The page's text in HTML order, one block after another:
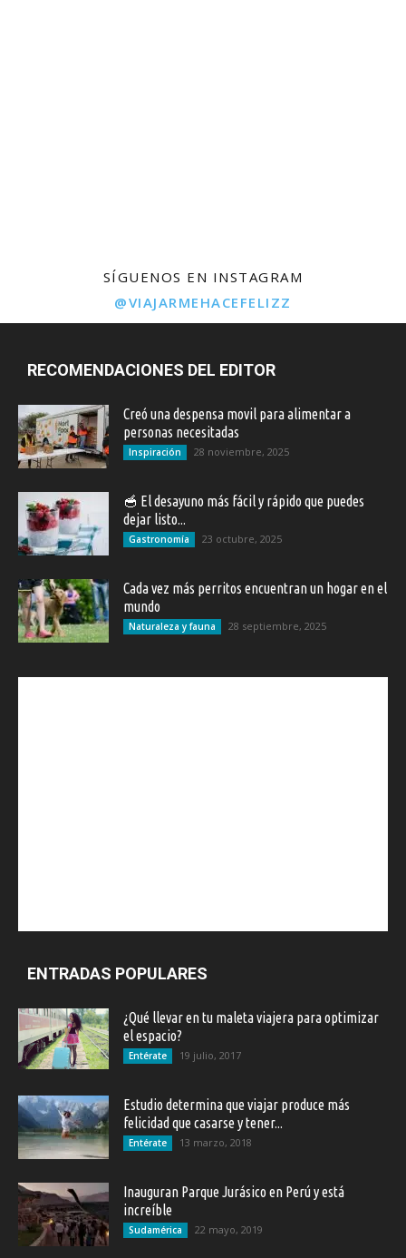
SÍGUENOS EN INSTAGRAM
@VIAJARMEHACEFELIZZ
RECOMENDACIONES DEL EDITOR
Creó una despensa movil para alimentar a
personas necesitadas
Inspiración 28 noviembre, 2025
🥣 El desayuno más fácil y rápido que puedes
dejar listo...
Gastronomía 23 octubre, 2025
Cada vez más perritos encuentran un hogar en el
mundo
Naturaleza y fauna 28 septiembre, 2025
ENTRADAS POPULARES
¿Qué llevar en tu maleta viajera para optimizar
el espacio?
Entérate 19 julio, 2017
Estudio determina que viajar produce más
felicidad que casarse y tener...
Entérate 13 marzo, 2018
Inauguran Parque Jurásico en Perú y está
increíble
Sudamérica 22 mayo, 2019